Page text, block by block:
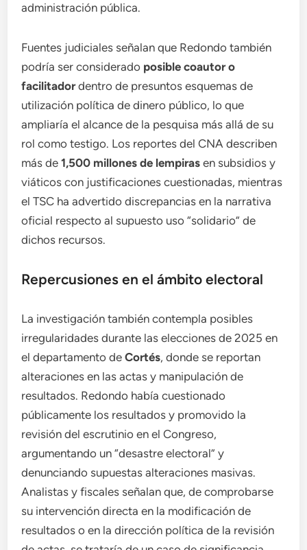
administración pública.
Fuentes judiciales señalan que Redondo también
podría ser considerado posible coautor o
facilitadordentro de presuntos esquemas de
utilización política de dinero público, lo que
ampliaría el alcance de la pesquisa más allá de su
rol como testigo. Los reportes del CNA describen
más de1,500 millones de lempiras en subsidios y
viáticos con justificaciones cuestionadas, mientras
el TSC ha advertido discrepancias en la narrativa
oficial respecto al supuesto uso “solidario” de
dichos recursos.
Repercusiones en el ámbito electoral
La investigación también contempla posibles
irregularidades durante las elecciones de 2025 en
el departamento deCortés, donde se reportan
alteraciones en las actas y manipulación de
resultados. Redondo había cuestionado
públicamente los resultados y promovido la
revisión del escrutinio en el Congreso,
argumentando un “desastre electoral” y
denunciando supuestas alteraciones masivas.
Analistas y fiscales señalan que, de comprobarse
su intervención directa en la modificación de
resultados o en la dirección política de la revisión